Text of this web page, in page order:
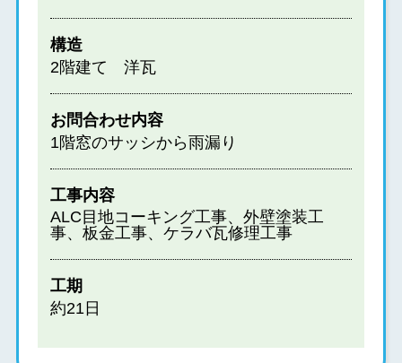
構造
2階建て 洋瓦
お問合わせ内容
1階窓のサッシから雨漏り
工事内容
ALC目地コーキング工事、外壁塗装工
事、板金工事、ケラバ瓦修理工事
工期
約21日